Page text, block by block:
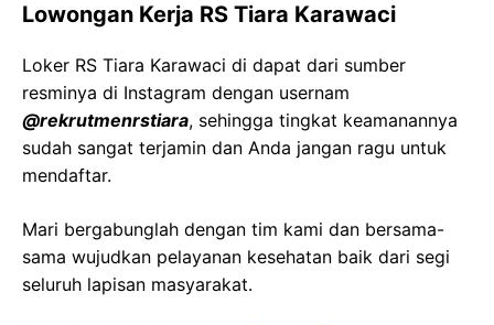
Lowongan Kerja RS Tiara Karawaci
Loker RS Tiara Karawaci di dapat dari sumber
resminya di Instagram dengan usernam
@rekrutmenrstiara, sehingga tingkat keamanannya
sudah sangat terjamin dan Anda jangan ragu untuk
mendaftar.
Mari bergabunglah dengan tim kami dan bersama-
sama wujudkan pelayanan kesehatan baik dari segi
seluruh lapisan masyarakat.